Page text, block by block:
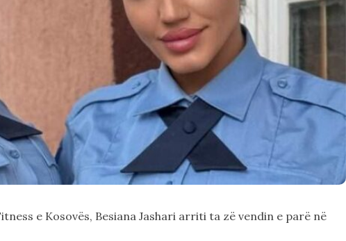
e Kosovës, Besiana Jashari arriti ta zë vendin e parë në